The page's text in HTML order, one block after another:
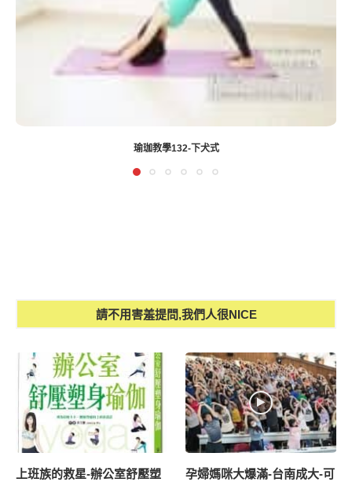
瑜珈教學132-下犬式
請不用害羞提問,我們人很NICE
上班族的救星-辦公室舒壓塑
孕婦媽咪大爆滿-台南成大-可